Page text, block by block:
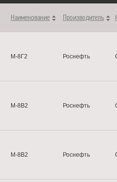
Наименование Производитель
М-8Г2 Роснефть
М-8B2 Роснефть
М-8B2 Роснефть